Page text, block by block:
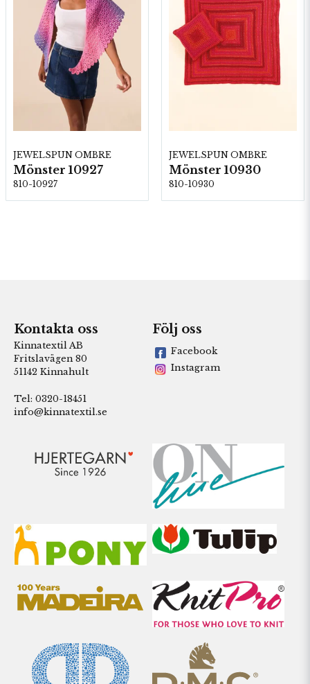
JEWELSPUN OMBRE
Mönster 10927
810-10927
JEWELSPUN OMBRE
Mönster 10930
810-10930
Kontakta oss
Kinnatextil AB
Fritslavägen 80
51142 Kinnahult
Tel: 0320-18451
info@kinnatextil.se
Följ oss
Facebook
Instagram